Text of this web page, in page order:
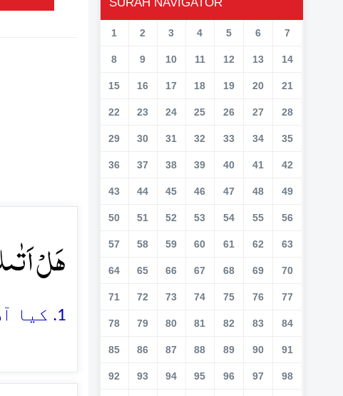
ہَلۡ
1. کیا آپ کو (ہر چیز پر) چھا جانے والی قیامت کی خبر پہنچی ہے
1 2 3 4 5 6 7
8 9 10 11 12 13 14
15 16 17 18 19 20 21
22 23 24 25 26 27 28
29 30 31 32 33 34 35
36 37 38 39 40 41 42
43 44 45 46 47 48 49
50 51 52 53 54 55 56
57 58 59 60 61 62 63
64 65 66 67 68 69 70
71 72 73 74 75 76 77
78 79 80 81 82 83 84
85 86 87 88 89 90 91
92 93 94 95 96 97 98